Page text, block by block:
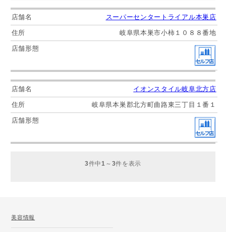
スーパーセンタートライアル本巣店
岐阜県本巣市小柿１０８８番地
イオンスタイル岐阜北方店
岐阜県本巣郡北方町曲路東三丁目１番１
3件中 1 ～ 3件を表示
美容情報